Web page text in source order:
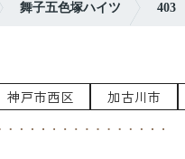
舞子五色塚ハイツ 403
神戸市西区 加古川市